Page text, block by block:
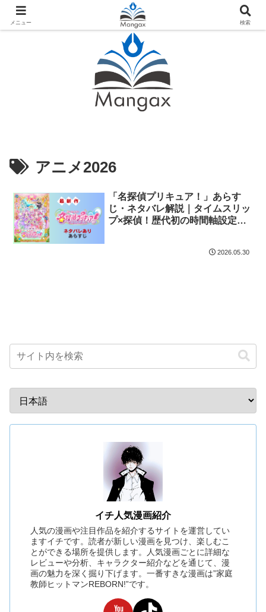
人気おすすめ漫画紹介ならMangax（マンガックス）
アニメ2026
「名探偵プリキュア！」あらす
じ・ネタバレ解説｜タイムスリッ
プ×探偵！歴代初の時間軸設定で
2026.05.30
イチ人気漫画紹介
人気の漫画や注目作品を紹介するサイトを運営してい
ますイチです。読者が新しい漫画を見つけ、楽しむこ
とができる場所を提供します。人気漫画ごとに詳細な
レビューや分析、キャラクター紹介などを通じて、漫
画の魅力を深く掘り下げます。一番すきな漫画は”家庭
教師ヒットマンREBORN!”です。
メニュー 検索